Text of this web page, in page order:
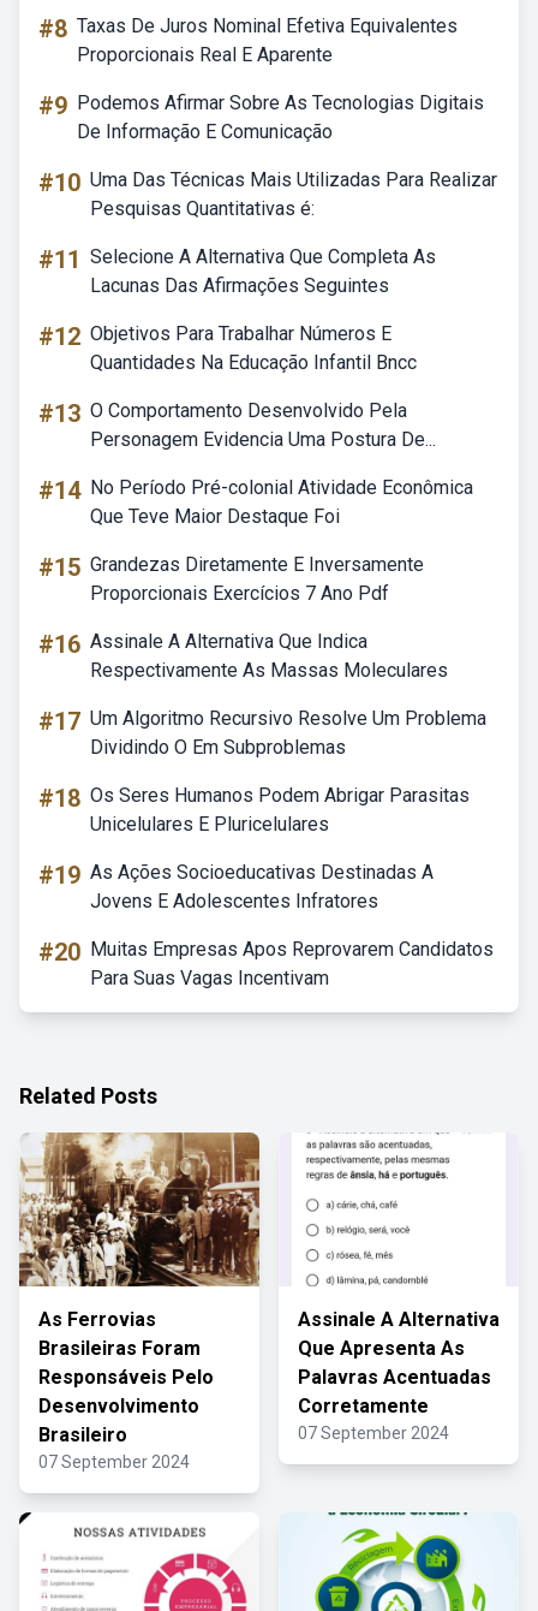
#8 Taxas De Juros Nominal Efetiva Equivalentes
Proporcionais Real E Aparente
#9 Podemos Afirmar Sobre As Tecnologias Digitais
De Informação E Comunicação
#10 Uma Das Técnicas Mais Utilizadas Para Realizar
Pesquisas Quantitativas é:
#11 Selecione A Alternativa Que Completa As
Lacunas Das Afirmações Seguintes
#12 Objetivos Para Trabalhar Números E
Quantidades Na Educação Infantil Bncc
#13 O Comportamento Desenvolvido Pela
Personagem Evidencia Uma Postura De...
#14 No Período Pré-colonial Atividade Econômica
Que Teve Maior Destaque Foi
#15 Grandezas Diretamente E Inversamente
Proporcionais Exercícios 7 Ano Pdf
#16 Assinale A Alternativa Que Indica
Respectivamente As Massas Moleculares
#17 Um Algoritmo Recursivo Resolve Um Problema
Dividindo O Em Subproblemas
#18 Os Seres Humanos Podem Abrigar Parasitas
Unicelulares E Pluricelulares
#19 As Ações Socioeducativas Destinadas A
Jovens E Adolescentes Infratores
#20 Muitas Empresas Apos Reprovarem Candidatos
Para Suas Vagas Incentivam
Related Posts
As Ferrovias
Brasileiras Foram
Responsáveis Pelo
Desenvolvimento
Brasileiro
07 September 2024
Assinale A Alternativa
Que Apresenta As
Palavras Acentuadas
Corretamente
07 September 2024